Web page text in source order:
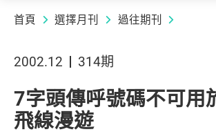
首頁 選擇月刊 過往期刊
2002.12 314期
7字頭傳呼號碼不可用
飛線漫遊